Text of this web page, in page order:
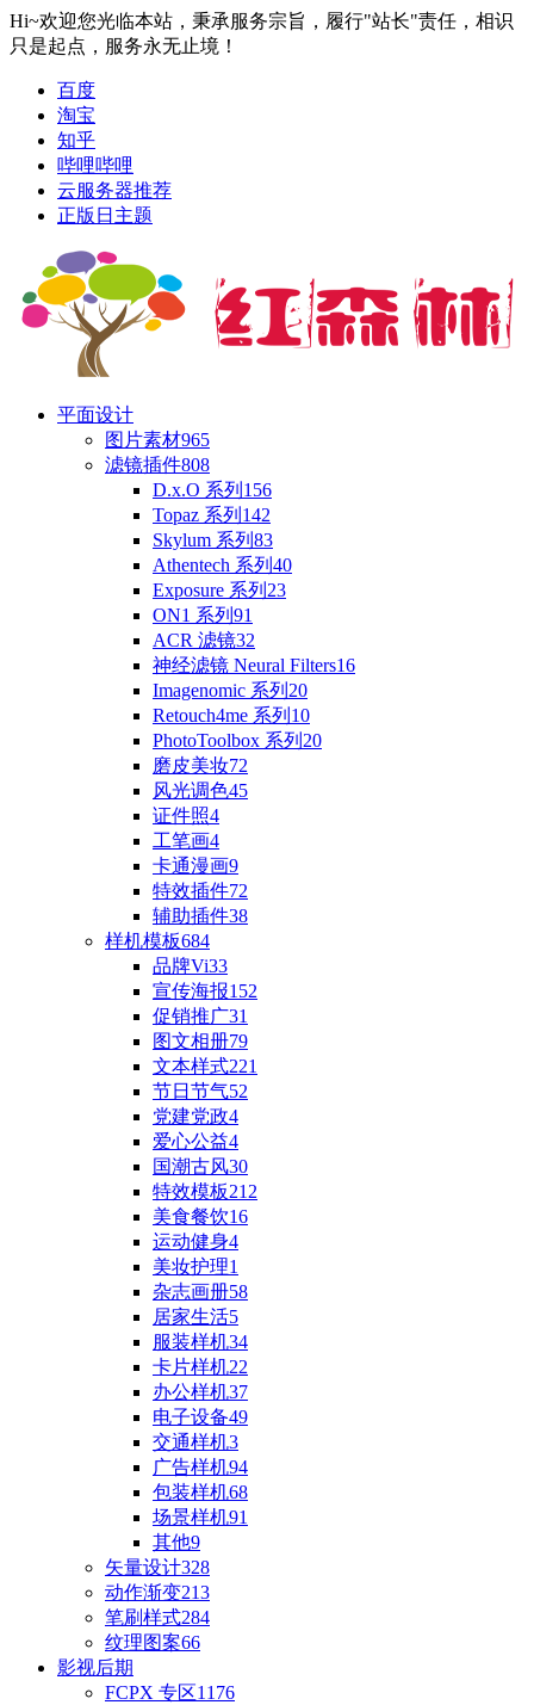
Hi~欢迎您光临本站，秉承服务宗旨，履行"站长"责任，相识
只是起点，服务永无止境！
百度
淘宝
知乎
哔哩哔哩
云服务器推荐
正版日主题
平面设计
图片素材965
滤镜插件808
D.x.O 系列 156
Topaz 系列 142
Skylum 系列 83
Athentech 系列 40
Exposure 系列 23
ON1 系列 91
ACR 滤镜32
神经滤镜 Neural Filters16
Imagenomic 系列 20
Retouch4me 系列 10
PhotoToolbox 系列 20
磨皮美妆72
风光调色45
证件照4
工笔画4
卡通漫画9
特效插件72
辅助插件38
样机模板684
品牌Vi33
宣传海报152
促销推广31
图文相册79
文本样式221
节日节气52
党建党政4
爱心公益4
国潮古风30
特效模板212
美食餐饮16
运动健身4
美妆护理1
杂志画册58
居家生活5
服装样机34
卡片样机22
办公样机37
电子设备49
交通样机3
广告样机94
包装样机68
场景样机91
其他9
矢量设计328
动作渐变213
笔刷样式284
纹理图案66
影视后期
FCPX 专区1176